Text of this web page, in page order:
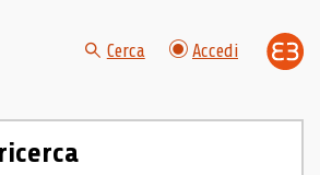
Cerca Accedi